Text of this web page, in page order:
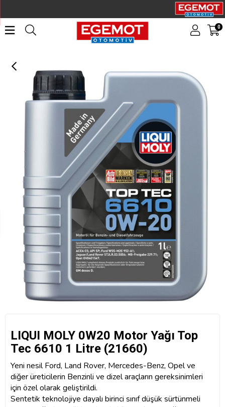
0
LIQUI MOLY 0W20 Motor Yağı Top Tec 6610 1 Litre (21660)
LIQUI MOLY 0W20 Motor Yağı Top
Tec 6610 1 Litre (21660)
Yeni nesil Ford, Land Rover, Mercedes-Benz, Opel ve
diğer üreticilerin Benzinli ve dizel araçların gereksinimleri
için özel olarak geliştirildi.
Sentetik teknolojiye dayalı birinci sınıf düşük sürtünmeli